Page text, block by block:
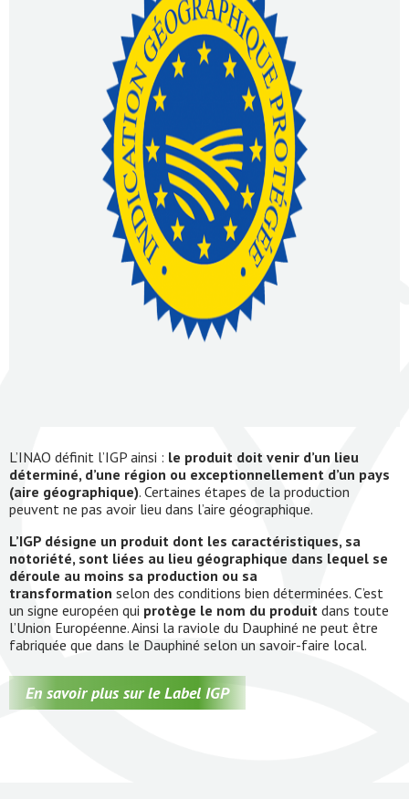
L’INAO définit l’IGP ainsi : le produit doit venir d’un lieu
déterminé, d’une région ou exceptionnellement d’un pays
(aire géographique). Certaines étapes de la production
peuvent ne pas avoir lieu dans l’aire géographique.
L’IGP désigne un produit dont les caractéristiques, sa
notoriété, sont liées au lieu géographique dans lequel se
déroule au moins sa production ou sa
transformation selon des conditions bien déterminées. C’est
un signe européen qui protège le nom du produit dans toute
l’Union Européenne. Ainsi la raviole du Dauphiné ne peut être
fabriquée que dans le Dauphiné selon un savoir-faire local.
En savoir plus sur le Label IGP